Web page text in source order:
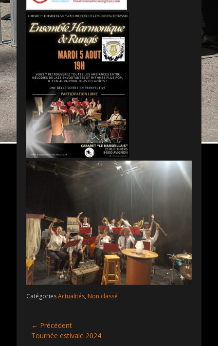
CatégoriesActualités, Non classé
Navigation
de
← Précédent
Article
Tournée estivale 2024